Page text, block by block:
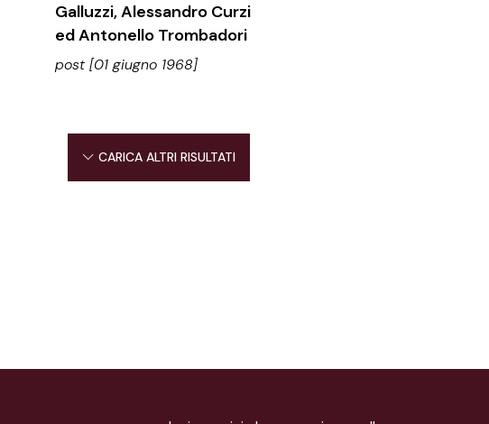
Galluzzi, Alessandro Curzi
ed Antonello Trombadori
post [01 giugno 1968]
CARICA ALTRI RISULTATI